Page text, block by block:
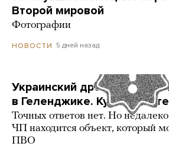
Второй мировой
Фотографии
НОВОСТИ 5 дней назад
Украинский дрон попал по
в Геленджике. Куда он
Точных ответов нет. Но
ЧП находится объект, который
ПВО